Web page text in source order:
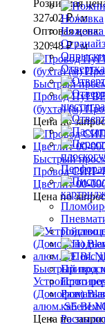
Ножовка
Ножовка
Привод
Розничная
327.02 ₽/ м
Оптовая цена:
320.48 ₽/ м
Быстрый
Провод
(бухта) (м)
Цена по
Быстрый
Провод СИП-4
Цветлит 00-
Цена по
Быстрый
Устройство
(Домофон)
алюм. SE
Цена по